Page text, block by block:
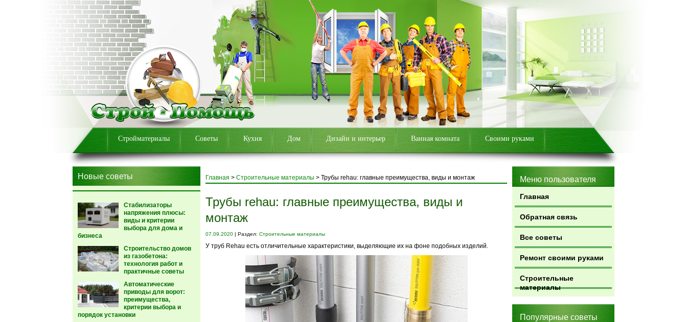
Стройматериалы Советы Кухня Дом Дизайн и интерьер Ванная комната Своими руками
Новые советы
Стабилизаторы
напряжения плюсы:
виды и критерии
выбора для дома и
бизнеса
Строительство домов
из газобетона:
технология работ и
практичные советы
Автоматические
приводы для ворот:
преимущества,
критерии выбора и
порядок установки
Меню пользователя
Главная
Обратная связь
Все советы
Ремонт своими руками
Строительные
материалы
Популярные советы
Главная > Строительные материалы > Трубы rehau: главные преимущества, виды и монтаж
Трубы rehau: главные преимущества, виды и
монтаж
07.09.2020 | Раздел: Строительные материалы
У труб Rehau есть отличительные характеристики, выделяющие их на фоне подобных изделий.